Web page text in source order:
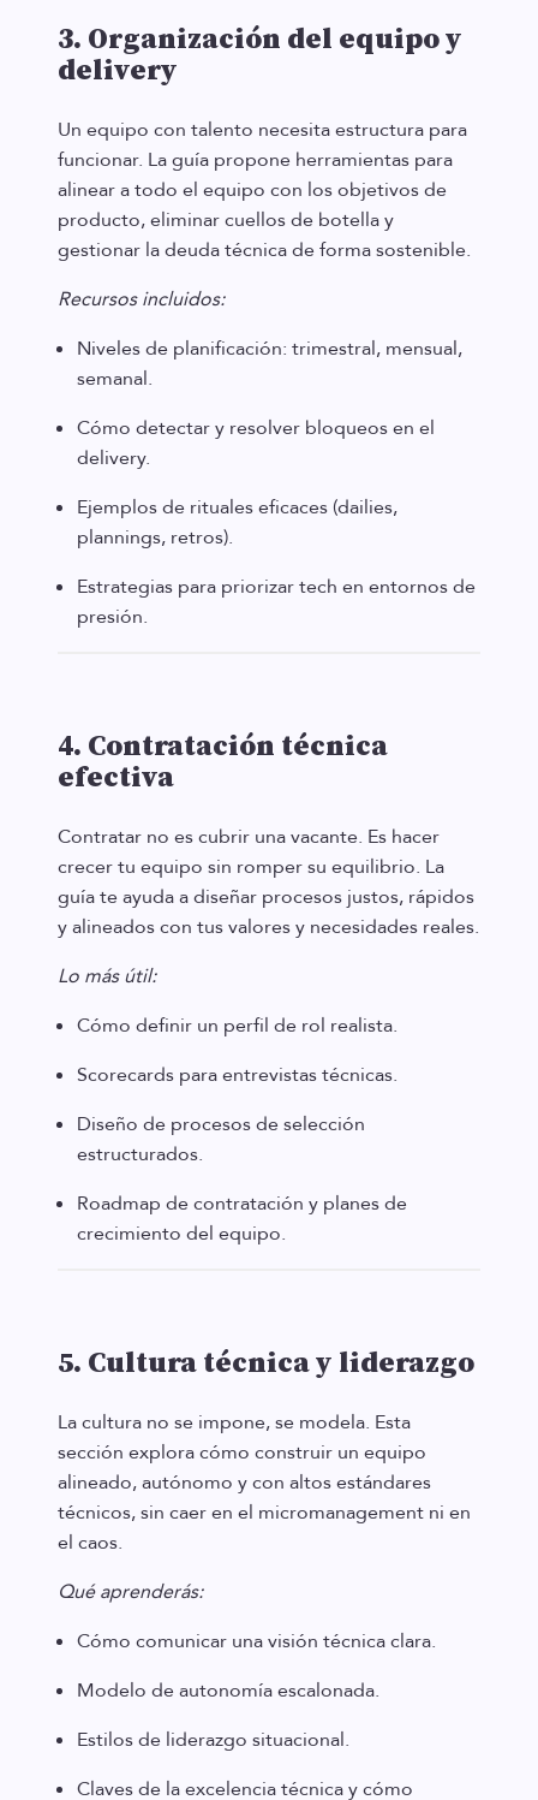
3. Organización del equipo y
delivery
Un equipo con talento necesita estructura para
funcionar. La guía propone herramientas para
alinear a todo el equipo con los objetivos de
producto, eliminar cuellos de botella y
gestionar la deuda técnica de forma sostenible.
Recursos incluidos:
Niveles de planificación: trimestral, mensual,
semanal.
Cómo detectar y resolver bloqueos en el
delivery.
Ejemplos de rituales eficaces (dailies,
plannings, retros).
Estrategias para priorizar tech en entornos de
presión.
4. Contratación técnica
efectiva
Contratar no es cubrir una vacante. Es hacer
crecer tu equipo sin romper su equilibrio. La
guía te ayuda a diseñar procesos justos, rápidos
y alineados con tus valores y necesidades reales.
Lo más útil:
Cómo definir un perfil de rol realista.
Scorecards para entrevistas técnicas.
Diseño de procesos de selección
estructurados.
Roadmap de contratación y planes de
crecimiento del equipo.
5. Cultura técnica y liderazgo
La cultura no se impone, se modela. Esta
sección explora cómo construir un equipo
alineado, autónomo y con altos estándares
técnicos, sin caer en el micromanagement ni en
el caos.
Qué aprenderás:
Cómo comunicar una visión técnica clara.
Modelo de autonomía escalonada.
Estilos de liderazgo situacional.
Claves de la excelencia técnica y cómo